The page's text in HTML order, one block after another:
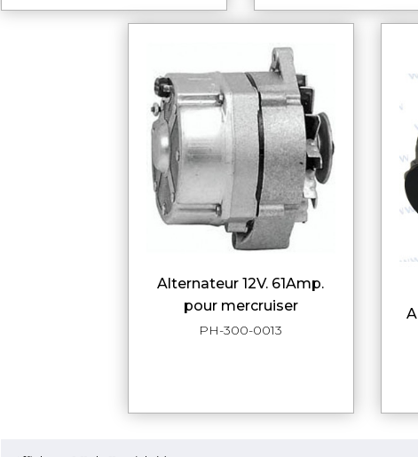
APERÇU RAPIDE
alternateur 12V. 61Amp.
pour mercruiser
PH-300-0013
ALTERNATEUR 12V 110A